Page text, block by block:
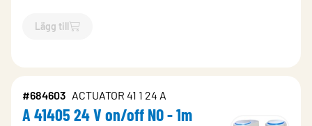
Lägg till
`$Lägg till
#684603 ACTUATOR 41 1 24 A
A 41405 24 V on/off NO - 1m